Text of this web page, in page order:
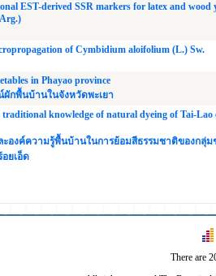
EST-derived SSR markers for latex and
of Cymbidium aloifolium (L.) Sw.
in Phayao province
ผักพื้นบ้านในจังหวัดพะเยา
traditional knowledge of natural dyeing of Tai-
องค์ความรู้พื้นบ้านในการย้อมสีธรรมชาติของกลุ่ม
ยเอ็ด
There are